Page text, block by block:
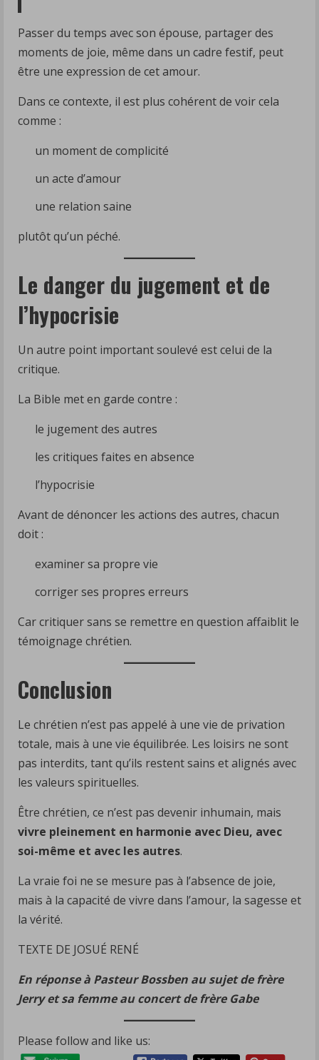
Passer du temps avec son épouse, partager des
moments de joie, même dans un cadre festif, peut
être une expression de cet amour.
Dans ce contexte, il est plus cohérent de voir cela
comme :
un moment de complicité
un acte d’amour
une relation saine
plutôt qu’un péché.
Le danger du jugement et de
l’hypocrisie
Un autre point important soulevé est celui de la
critique.
La Bible met en garde contre :
le jugement des autres
les critiques faites en absence
l’hypocrisie
Avant de dénoncer les actions des autres, chacun
doit :
examiner sa propre vie
corriger ses propres erreurs
Car critiquer sans se remettre en question affaiblit le
témoignage chrétien.
Conclusion
Le chrétien n’est pas appelé à une vie de privation
totale, mais à une vie équilibrée. Les loisirs ne sont
pas interdits, tant qu’ils restent sains et alignés avec
les valeurs spirituelles.
Être chrétien, ce n’est pas devenir inhumain, mais
vivre pleinement en harmonie avec Dieu, avec
soi-même et avec les autres.
La vraie foi ne se mesure pas à l’absence de joie,
mais à la capacité de vivre dans l’amour, la sagesse et
la vérité.
TEXTE DE JOSUÉ RENÉ
En réponse à Pasteur Bossben au sujet de frère
Jerry et sa femme au concert de frère Gabe
Please follow and like us: